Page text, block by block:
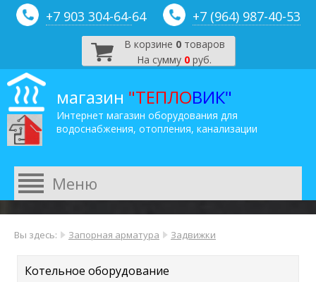
+7 903 304-64-64 +7 (964) 987-40-53
В корзине 0товаров
На сумму 0 руб.
магазин "ТЕПЛОВИК"
Интернет магазин оборудования для
водоснабжения, отопления, канализации
Вы здесь: Запорная арматура Задвижки
Котельное оборудование